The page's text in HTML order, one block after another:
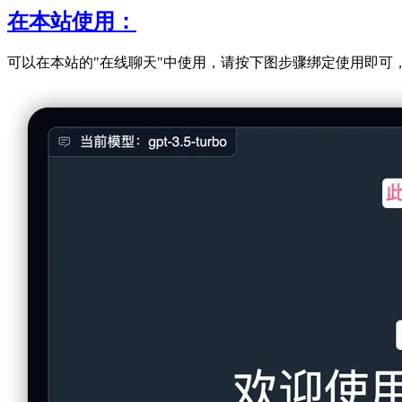
在本站使用：
可以在本站的"在线聊天"中使用，请按下图步骤绑定使用即可